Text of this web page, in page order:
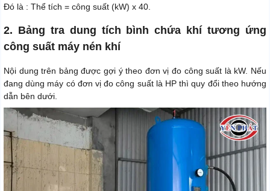
Đó là : Thể tích = công suất (kW) x 40.
2. Bảng tra dung tích bình chứa khí tương ứng
công suất máy nén khí
Nội dung trên bảng được gợi ý theo đơn vị đo công suất là kW. Nếu
đang dùng máy có đơn vị đo công suất là HP thì quy đổi theo hướng
dẫn bên dưới.